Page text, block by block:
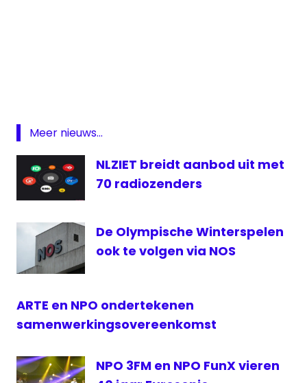
Stubenitsky
Nieuwslezer
NOS
nos
NPO
Finge
Radio
Meer nieuws...
NLZIET breidt aanbod uit met
70 radiozenders
De Olympische Winterspelen
ook te volgen via NOS
ARTE en NPO ondertekenen
samenwerkingsovereenkomst
NPO 3FM en NPO FunX vieren